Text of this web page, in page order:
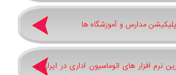
مدارس و آموزشگاه ها
از بهترین نرم افزار های اتوماسیون اداری در ایران و